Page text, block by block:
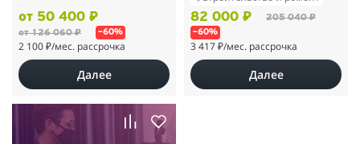
от 50 400 ₽
от 126 060 ₽ –60%
2 100 ₽/мес. рассрочка
Далее
82 000 ₽ 205 040 ₽
–60%
3 417 ₽/мес. рассрочка
Далее